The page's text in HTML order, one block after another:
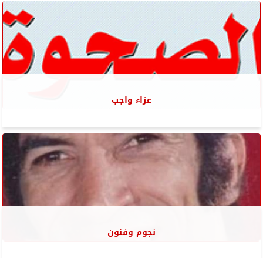
عزاء واجب
نجوم وفنون